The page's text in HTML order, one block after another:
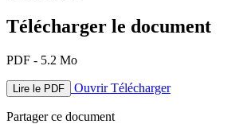
Télécharger le document
PDF - 5.2 Mo
Lire le PDF OuvrirTélécharger
Partager ce document